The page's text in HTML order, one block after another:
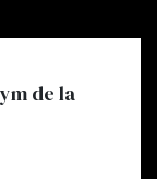
de la
Alizé Cornet &